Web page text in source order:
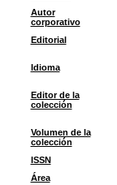
Autor
corporativo
Editorial
Idioma
Editor de la
colección
Volumen de la
colección
ISSN
Área